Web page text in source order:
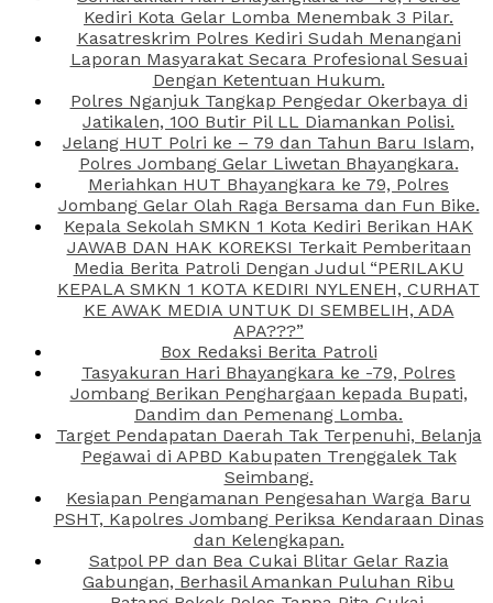
Kediri Kota Gelar Lomba Menembak 3 Pilar.
Kasatreskrim Polres Kediri Sudah Menangani
Laporan Masyarakat Secara Profesional Sesuai
Dengan Ketentuan Hukum.
Polres Nganjuk Tangkap Pengedar Okerbaya di
Jatikalen, 100 Butir Pil LL Diamankan Polisi.
Jelang HUT Polri ke – 79 dan Tahun Baru Islam,
Polres Jombang Gelar Liwetan Bhayangkara.
Meriahkan HUT Bhayangkara ke 79, Polres
Jombang Gelar Olah Raga Bersama dan Fun Bike.
Kepala Sekolah SMKN 1 Kota Kediri Berikan HAK
JAWAB DAN HAK KOREKSI Terkait Pemberitaan
Media Berita Patroli Dengan Judul “PERILAKU
KEPALA SMKN 1 KOTA KEDIRI NYLENEH, CURHAT
KE AWAK MEDIA UNTUK DI SEMBELIH, ADA
APA???”
Box Redaksi Berita Patroli
Tasyakuran Hari Bhayangkara ke -79, Polres
Jombang Berikan Penghargaan kepada Bupati,
Dandim dan Pemenang Lomba.
Target Pendapatan Daerah Tak Terpenuhi, Belanja
Pegawai di APBD Kabupaten Trenggalek Tak
Seimbang.
Kesiapan Pengamanan Pengesahan Warga Baru
PSHT, Kapolres Jombang Periksa Kendaraan Dinas
dan Kelengkapan.
Satpol PP dan Bea Cukai Blitar Gelar Razia
Gabungan, Berhasil Amankan Puluhan Ribu